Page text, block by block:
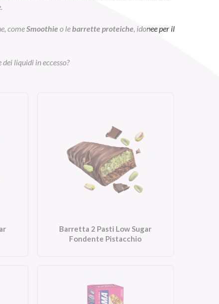
come Smoothie o le barrette proteiche , idonee per il
liquidi in eccesso?
Barretta 2 Pasti Low Sugar
Fondente Pistacchio